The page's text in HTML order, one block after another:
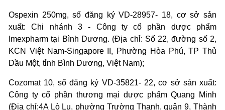
Ospexin 250mg, số đăng ký VD-28957- 18, cơ sở sản
xuất: Chi nhánh 3 - Công ty cổ phần dược phẩm
Imexpharm tại Bình Dương. (Địa chỉ: Số 22, đường số 2,
KCN Việt Nam-Singapore II, Phường Hòa Phú, TP Thủ
Dầu Một, tỉnh Bình Dương, Việt Nam);
Cozomat 10, số đăng ký VD-35821- 22, cơ sở sản xuất:
Công ty cổ phần thương mại dược phẩm Quang Minh
(Địa chỉ:4A Lò Lu, phường Trường Thạnh, quận 9, Thành